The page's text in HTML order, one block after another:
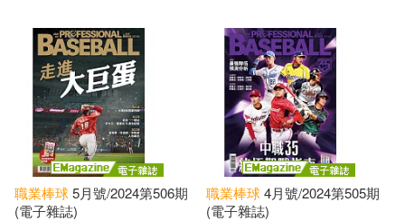
職業棒球5月號/2024第506期
(電子雜誌)
職業棒球4月號/2024第505期
(電子雜誌)